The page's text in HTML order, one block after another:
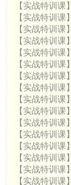
【实战特训
【实战特训
【实战特训
【实战特训
【实战特训
【实战特训
【实战特训
【实战特训
【实战特训
【实战特训
【实战特训
【实战特训
【实战特训
【实战特训
【实战特训
【实战特训